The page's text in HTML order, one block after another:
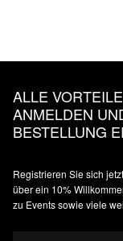
ALLE
ANMELDEN
BESTELLUNG
Registrieren Sie sich
über ein 10%
zu Events sowie viele